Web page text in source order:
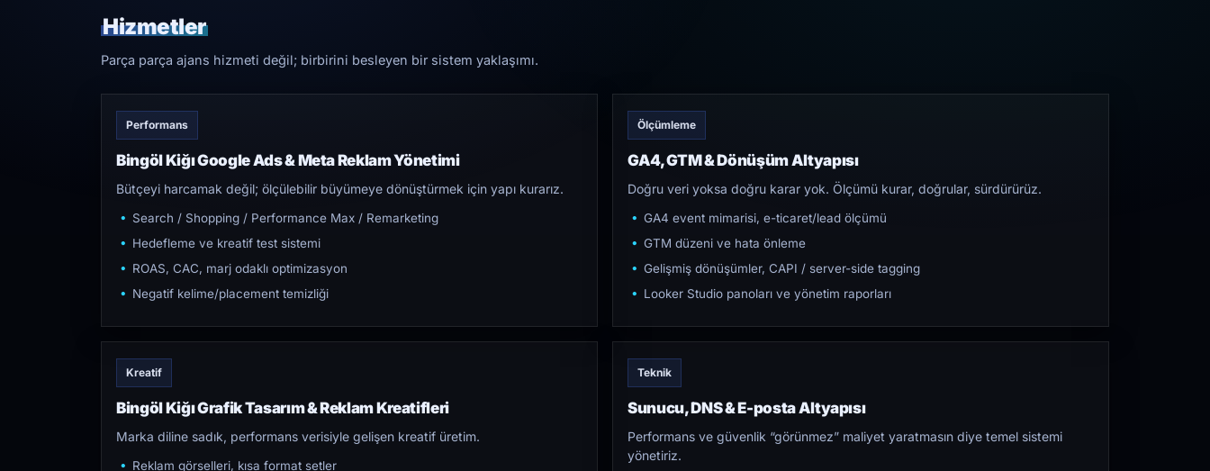
Hizmetler
Parça parça ajans hizmeti değil; birbirini besleyen bir sistem yaklaşımı.
Performans
Bingöl Kiğı Google Ads & Meta Reklam Yönetimi
Bütçeyi harcamak değil; ölçülebilir büyümeye dönüştürmek için yapı kurarız.
Search / Shopping / Performance Max / Remarketing
Hedefleme ve kreatif test sistemi
ROAS, CAC, marj odaklı optimizasyon
Negatif kelime/placement temizliği
Ölçümleme
GA4, GTM & Dönüşüm Altyapısı
Doğru veri yoksa doğru karar yok. Ölçümü kurar, doğrular, sürdürürüz.
GA4 event mimarisi, e-ticaret/lead ölçümü
GTM düzeni ve hata önleme
Gelişmiş dönüşümler, CAPI / server-side tagging
Looker Studio panoları ve yönetim raporları
Kreatif
Bingöl Kiğı Grafik Tasarım & Reklam Kreatifleri
Marka diline sadık, performans verisiyle gelişen kreatif üretim.
Reklam görselleri, kısa format setler
Teknik
Sunucu, DNS & E-posta Altyapısı
Performans ve güvenlik “görünmez” maliyet yaratmasın diye temel sistemi
yönetiriz.